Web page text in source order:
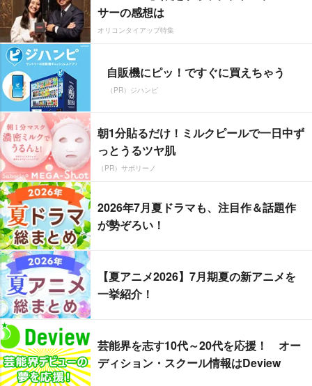
サーの感想は
オリコンタイアップ特集
自販機にピッ！ですぐに買えちゃう
（PR）ジハンピ
朝1分貼るだけ！ミルクピールで一日中ず
っとうるツヤ肌
（PR）サボリーノ
2026年7月夏ドラマも、注目作＆話題作
が勢ぞろい！
【夏アニメ2026】7月期夏の新アニメを
一挙紹介！
芸能界を志す10代～20代を応援！ オー
ディション・スクール情報はDeview